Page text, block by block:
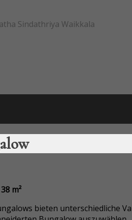
Sindathriya Waikkala
m²
bieten unterschiedliche